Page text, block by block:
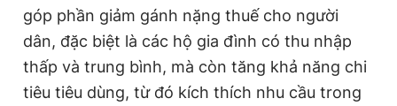
góp phần giảm gánh nặng thuế cho người
dân, đặc biệt là các hộ gia đình có thu nhập
thấp và trung bình, mà còn tăng khả năng chi
tiêu tiêu dùng, từ đó kích thích nhu cầu trong